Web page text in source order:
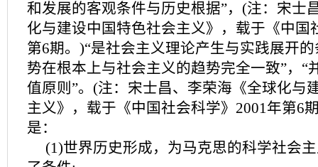
和发展的客观条件与历史根据”，(注：宋士
化与建设中国特色社会主义》，载于《中国
第6期。)“是社会主义理论产生与实践展开
势在根本上与社会主义的趋势完全一致”，“
值原则”。(注：宋士昌、李荣海《全球化与
主义》，载于《中国社会科学》2001年第6
是：
(1)世界历史形成，为马克思的科学社会